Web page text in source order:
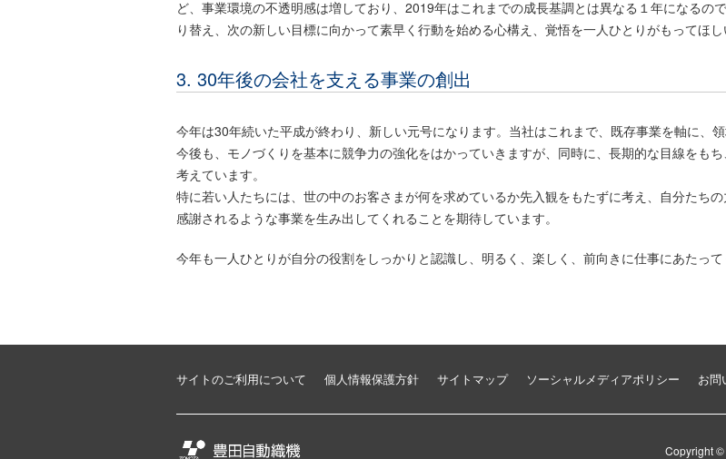
ど、事業環境の不透明感は増しており、2019年はこれまでの成長基調とは異なる１年になるの
り替え、次の新しい目標に向かって素早く行動を始める心構え、覚悟を一人ひとりがもってほし
3. 30年後の会社を支える事業の創出
今年は30年続いた平成が終わり、新しい元号になります。当社はこれまで、既存事業を軸に、
今後も、モノづくりを基本に競争力の強化をはかっていきますが、同時に、長期的な目線をも
考えています。
特に若い人たちには、世の中のお客さまが何を求めているか先入観をもたずに考え、自分たち
感謝されるような事業を生み出してくれることを期待しています。
今年も一人ひとりが自分の役割をしっかりと認識し、明るく、楽しく、前向きに仕事にあたって
サイトのご利用について 個人情報保護方針 サイトマップ ソーシャルメディアポリシー お問
Copyright ©